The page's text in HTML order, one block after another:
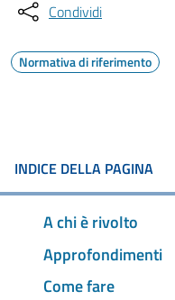
Condividi
Normativa di riferimento
INDICE DELLA PAGINA
A chi è rivolto
Approfondimenti
Come fare